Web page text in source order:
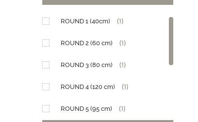
ROUND 1 (40cm) (1)
ROUND 2 (60 cm) (1)
ROUND 3 (80 cm) (1)
ROUND 4 (120 cm) (1)
ROUND 5 (95 cm) (1)